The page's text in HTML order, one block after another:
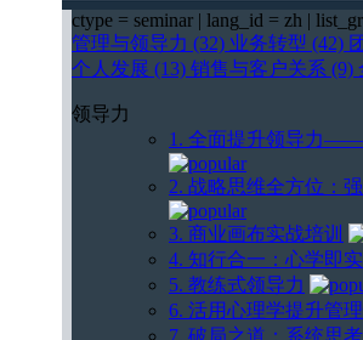
ctype = seminar | lang_id = zh |
管理与领导力 (32) 业务转型 (42)
个人发展 (13) 销售与客户关系 (9)
领导力
1. 全面提升领导力——
2. 战略思维全方位：
3. 商业画布实战培训
4. 知行合一：心学即
5. 教练式领导力
6. 活用心理学提升管
7. 破局之道：系统思